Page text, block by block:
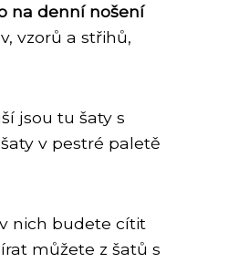
na denní nošení
vzorů a střihů,
jsou tu šaty s
v pestré paletě
nich budete cítit
můžete z šatů s